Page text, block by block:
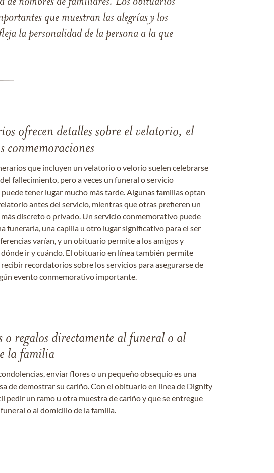
que muestran las alegrías y los
la personalidad de la persona a la que
ofrecen detalles sobre el velatorio, el
conmemoraciones
que incluyen un velatorio o velorio suelen celebrarse
fallecimiento, pero a veces un funeral o servicio
tener lugar mucho más tarde. Algunas familias optan
antes del servicio, mientras que otras prefieren un
discreto o privado. Un servicio conmemorativo puede
funeraria, una capilla u otro lugar significativo para el ser
varían, y un obituario permite a los amigos y
ir y cuándo. El obituario en línea también permite
recordatorios sobre los servicios para asegurarse de
evento conmemorativo importante.
o regalos directamente al funeral o al
la familia
enviar flores o un pequeño obsequio es una
de demostrar su cariño. Con el obituario en línea de Dignity
pedir un ramo u otra muestra de cariño y que se entregue
o al domicilio de la familia.